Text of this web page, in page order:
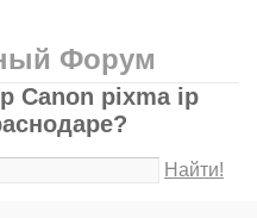
Форум
Canon pixma ip
Найти!